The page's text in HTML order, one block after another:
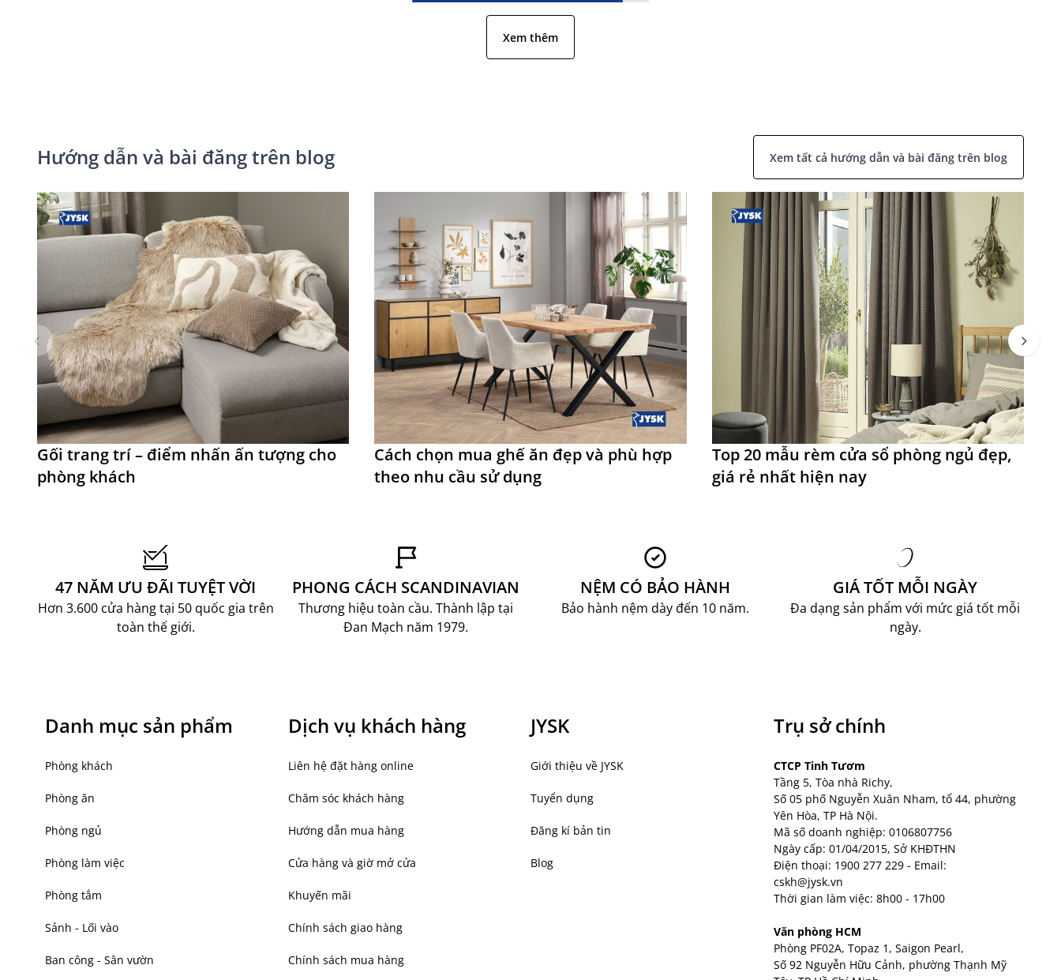
Xem thêm
Hướng dẫn và bài đăng trên blog Xem tất cả hướng dẫn và bài đăng trên blog
Gối trang trí – điểm nhấn ấn tượng cho
phòng khách
Cách chọn mua ghế ăn đẹp và phù hợp
theo nhu cầu sử dụng
Top 20 mẫu rèm cửa sổ phòng ngủ đẹp,
giá rẻ nhất hiện nay
47 NĂM ƯU ĐÃI TUYỆT VỜI
Hơn 3.600 cửa hàng tại 50 quốc gia trên
toàn thế giới.
PHONG CÁCH SCANDINAVIAN
Thương hiệu toàn cầu. Thành lập tại
Đan Mạch năm 1979.
NỆM CÓ BẢO HÀNH
Bảo hành nệm dày đến 10 năm.
GIÁ TỐT MỖI NGÀY
Đa dạng sản phẩm với mức giá tốt mỗi
ngày.
Danh mục sản phẩm
Phòng khách
Phòng ăn
Phòng ngủ
Phòng làm việc
Phòng tắm
Sảnh - Lối vào
Ban công - Sân vườn
Dịch vụ khách hàng
Liên hệ đặt hàng online
Chăm sóc khách hàng
Hướng dẫn mua hàng
Cửa hàng và giờ mở cửa
Khuyến mãi
Chính sách giao hàng
Chính sách mua hàng
JYSK
Giới thiệu về JYSK
Tuyển dụng
Đăng kí bản tin
Blog
Trụ sở chính
CTCP Tinh Tươm
Tầng 5, Tòa nhà Richy,
Số 05 phố Nguyễn Xuân Nham, tổ 44, phường
Yên Hòa, TP Hà Nội.
Mã số doanh nghiệp: 0106807756
Ngày cấp: 01/04/2015, Sở KHĐTHN
Điện thoại: 1900 277 229- Email:
cskh@jysk.vn
Thời gian làm việc: 8h00 - 17h00
Văn phòng HCM
Phòng PF02A, Topaz 1, Saigon Pearl,
Số 92 Nguyễn Hữu Cảnh, phường Thạnh Mỹ